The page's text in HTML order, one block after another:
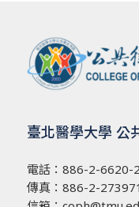
臺北醫學大學 公
電話： 886-2-6620-
傳真：886-2-